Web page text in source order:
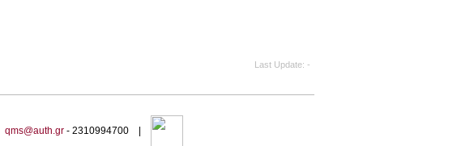
Last Update -
qms@auth.gr- 2310994700 |